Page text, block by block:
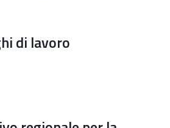
di lavoro